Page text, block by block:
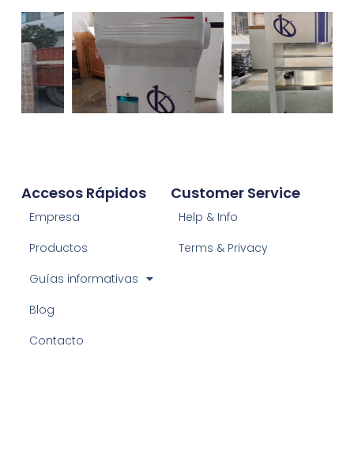
Customer Service
Help & Info
Terms & Privacy
Accesos Rápidos
Empresa
Productos
Guías informativas
Blog
Contacto